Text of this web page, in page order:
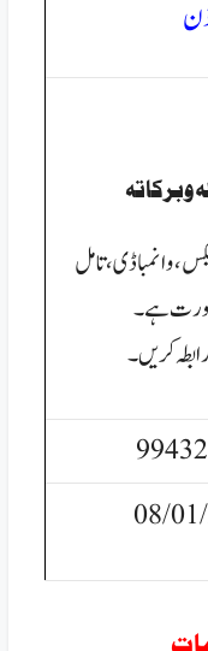
وانمباڈی،تامل
ہے۔
کریں۔